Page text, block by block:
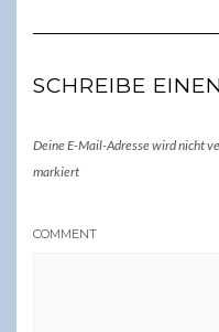
SCHREIBE
Deine E-Mail-Adresse wird nicht
markiert
COMMENT